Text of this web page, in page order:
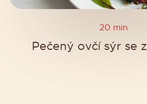
20 min
Pečený ovčí sýr se